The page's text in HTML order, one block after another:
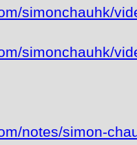
simonchauhk/
simonchauhk/
notes/simon-